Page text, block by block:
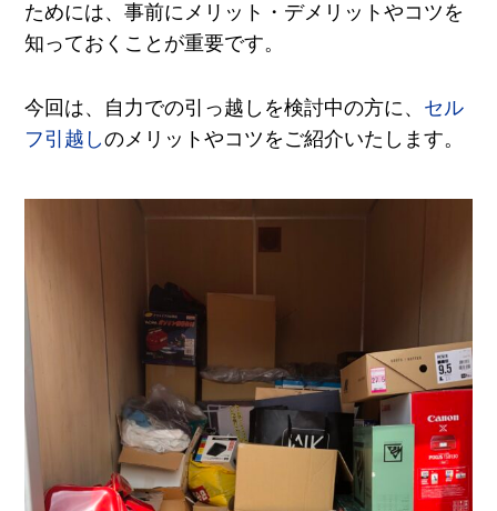
ためには、事前にメリット・デメリットやコツを
知っておくことが重要です。
今回は、自力での引っ越しを検討中の方に、 セル
フ引越しのメリットやコツをご紹介いたします。